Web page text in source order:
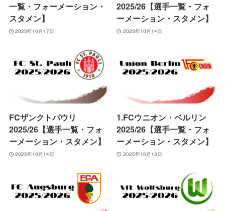
一覧・フォーメーション・
スタメン】
2025年10月17日
2025/26【選手一覧・フォ
ーメーション・スタメン】
2025年10月14日
FCザンクトパウリ
2025/26【選手一覧・フォ
ーメーション・スタメン】
2025年10月14日
1.FCウニオン・ベルリン
2025/26【選手一覧・フォ
ーメーション・スタメン】
2025年10月13日